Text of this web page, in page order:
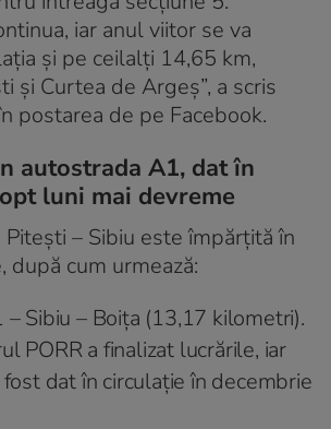
iar anul viitor se va
și pe ceilalți 14,65 km,
și Curtea de Argeș”, a scris
postarea de pe Facebook.
autostrada A1, dat în
luni mai devreme
– Sibiu este împărțită în
după cum urmează:
– Sibiu – Boița (13,17 kilometri).
PORR a finalizat lucrările, iar
dat în circulație în decembrie